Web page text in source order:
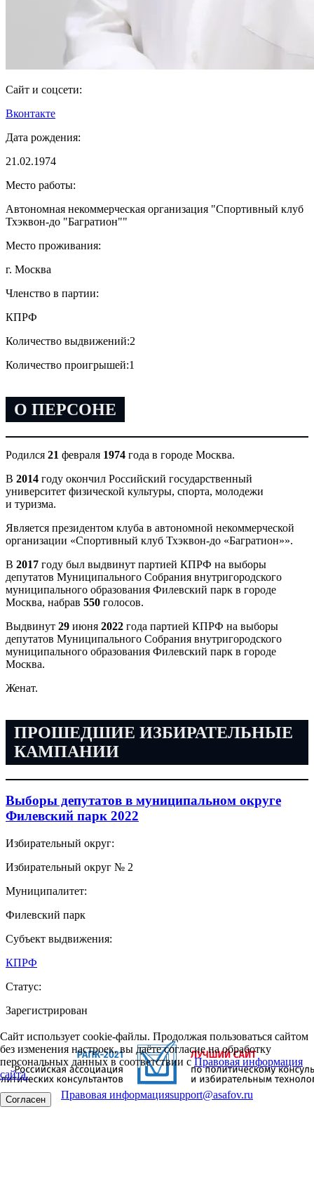
Сайт и соцсети:
Вконтакте
Дата рождения:
21.02.1974
Место работы:
Автономная некоммерческая организация "Спортивный клуб
Тхэквон-до "Багратион""
Место проживания:
г. Москва
Членство в партии:
КПРФ
Количество выдвижений:2
Количество проигрышей:1
О ПЕРСОНЕ
Родился 21 февраля 1974 года в городе Москва.
В 2014 году окончил Российский государственный
университет физической культуры, спорта, молодежи
и туризма.
Является президентом клуба в автономной некоммерческой
организации «Спортивный клуб Тхэквон-до «Багратион»».
В 2017 году был выдвинут партией КПРФ на выборы
депутатов Муниципального Собрания внутригородского
муниципального образования Филевский парк в городе
Москва, набрав 550 голосов.
Выдвинут 29 июня 2022 года партией КПРФ на выборы
депутатов Муниципального Собрания внутригородского
муниципального образования Филевский парк в городе
Москва.
Женат.
ПРОШЕДШИЕ ИЗБИРАТЕЛЬНЫЕ
КАМПАНИИ
Выборы депутатов в муниципальном округе
Филевский парк 2022
Избирательный округ:
Избирательный округ № 2
Муниципалитет:
Филевский парк
Субъект выдвижения:
КПРФ
Статус:
Зарегистрирован
Сайт использует cookie-файлы. Продолжая пользоваться сайтом
без изменения настроек, вы даёте согласие на обработку
персональных данных в соответствии сПравовая информация
сайта.
Согласен Правовая информацияsupport@asafov.ru